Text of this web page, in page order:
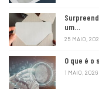
um…
25 MAIO,
O que é
1 MAIO, 2026